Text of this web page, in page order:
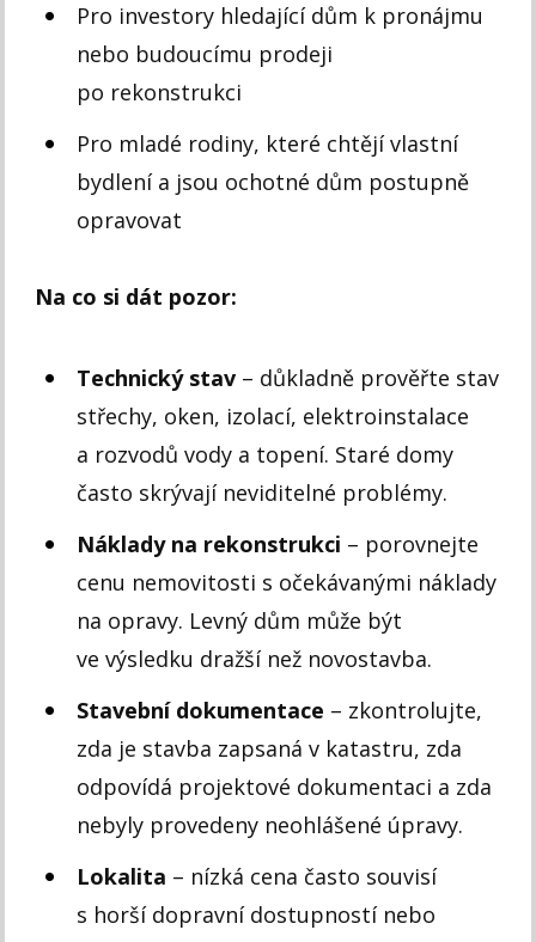
Pro investory hledající dům k pronájmu
nebo budoucímu prodeji
po rekonstrukci
Pro mladé rodiny, které chtějí vlastní
bydlení a jsou ochotné dům postupně
opravovat
Na co si dát pozor:
Technický stav – důkladně prověřte stav
střechy, oken, izolací, elektroinstalace
a rozvodů vody a topení. Staré domy
často skrývají neviditelné problémy.
Náklady na rekonstrukci – porovnejte
cenu nemovitosti s očekávanými náklady
na opravy. Levný dům může být
ve výsledku dražší než novostavba.
Stavební dokumentace – zkontrolujte,
zda je stavba zapsaná v katastru, zda
odpovídá projektové dokumentaci a zda
nebyly provedeny neohlášené úpravy.
Lokalita – nízká cena často souvisí
s horší dopravní dostupností nebo